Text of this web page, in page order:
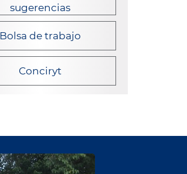
sugerencias
Bolsa de trabajo
Conciryt